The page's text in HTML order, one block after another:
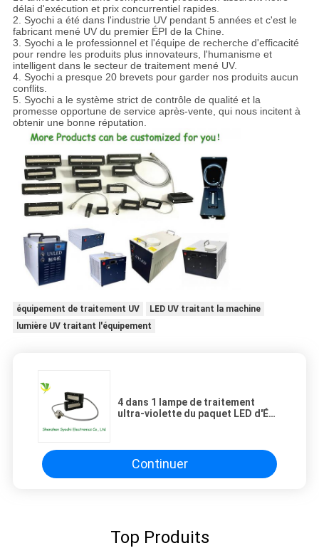
délai d'exécution et prix concurrentiel rapides.
2. Syochi a été dans l'industrie UV pendant 5 années et c'est le
fabricant mené UV du premier ÉPI de la Chine.
3. Syochi a le professionnel et l'équipe de recherche d'efficacité
pour rendre les produits plus innovateurs, l'humanisme et
intelligent dans le secteur de traitement mené UV.
4. Syochi a presque 20 brevets pour garder nos produits aucun
conflits.
5. Syochi a le système strict de contrôle de qualité et la
promesse opportune de service après-vente, qui nous incitent à
obtenir une bonne réputation.
équipement de traitement UV
LED UV traitant la machine
lumière UV traitant l'équipement
4 dans 1 lampe de traitement
ultra-violette du paquet LED d'ÉPI
Continuer
Top Produits